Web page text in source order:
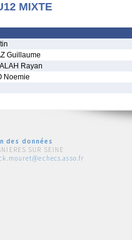
MIXTE
Guillaume
Rayan
Noemie
des données
SUR SEINE